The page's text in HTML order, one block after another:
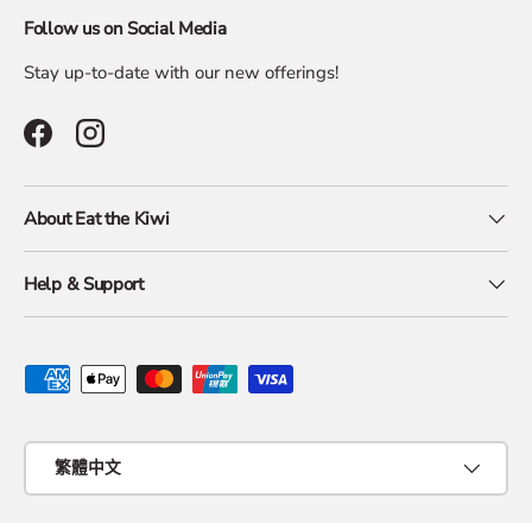
Follow us on Social Media
Stay up-to-date with our new offerings!
FacebookInstagram
About Eat the Kiwi
Help & Support
Payment methods accepted
Language
繁體中文